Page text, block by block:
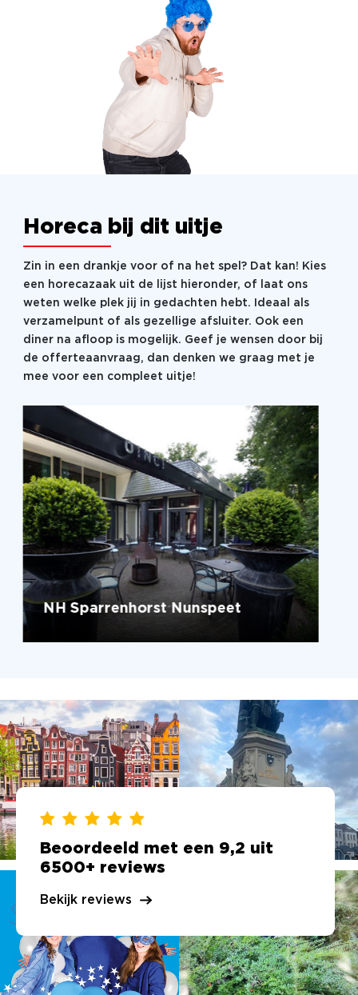
Horeca bij dit uitje
Zin in een drankje voor of na het spel? Dat kan! Kies
een horecazaak uit de lijst hieronder, of laat ons
weten welke plek jij in gedachten hebt. Ideaal als
verzamelpunt of als gezellige afsluiter. Ook een
diner na afloop is mogelijk. Geef je wensen door bij
de offerteaanvraag, dan denken we graag met je
mee voor een compleet uitje!
NH Sparrenhorst Nunspeet
Beoordeeld met een 9,2 uit
6500+ reviews
Bekijk reviews